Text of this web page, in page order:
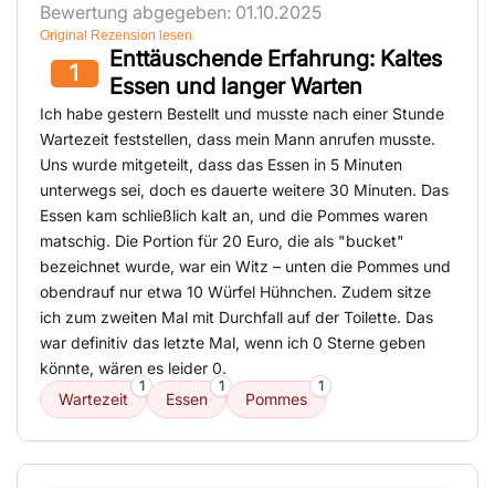
Bewertung abgegeben: 01.10.2025
Original Rezension lesen
1
Enttäuschende Erfahrung: Kaltes
Essen und langer Warten
Ich habe gestern Bestellt und musste nach einer Stunde
Wartezeit feststellen, dass mein Mann anrufen musste.
Uns wurde mitgeteilt, dass das Essen in 5 Minuten
unterwegs sei, doch es dauerte weitere 30 Minuten. Das
Essen kam schließlich kalt an, und die Pommes waren
matschig. Die Portion für 20 Euro, die als "bucket"
bezeichnet wurde, war ein Witz – unten die Pommes und
obendrauf nur etwa 10 Würfel Hühnchen. Zudem sitze
ich zum zweiten Mal mit Durchfall auf der Toilette. Das
war definitiv das letzte Mal, wenn ich 0 Sterne geben
könnte, wären es leider 0.
Wartezeit
1
Essen
1
Pommes
1